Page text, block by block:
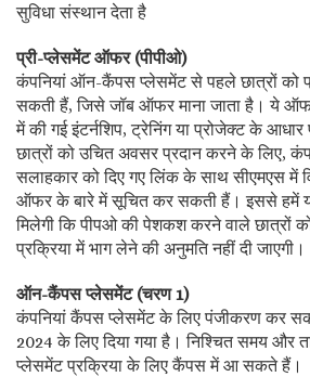
सुविधा संस्थान देता है
प्री-प्लेसमेंट ऑफर (पीपीओ)
कंपनियां ऑन-कैंपस प्लेसमेंट से पहले छात्रों को
सकती हैं, जिसे जॉब ऑफर माना जाता है। ये ऑफर
में की गई इंटर्नशिप, ट्रेनिंग या प्रोजेक्ट के
छात्रों को उचित अवसर प्रदान करने के लिए,
सलाहकार को दिए गए लिंक के साथ सीएमएस में
ऑफर के बारे में सूचित कर सकती हैं। इससे हमें
मिलेगी कि पीपओ की पेशकश करने वाले छात्रों
प्रक्रिया में भाग लेने की अनुमति नहीं दी जाएगी।
ऑन-कैंपस प्लेसमेंट (चरण 1)
कंपनियां कैंपस प्लेसमेंट के लिए पंजीकरण कर
2024 के लिए दिया गया है। निश्चित समय और
प्लेसमेंट प्रक्रिया के लिए कैंपस में आ सकते हैं।